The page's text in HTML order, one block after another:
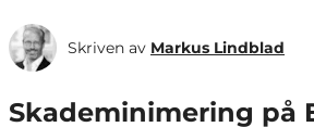
Skriven av Markus Lindblad
Skademinimering på